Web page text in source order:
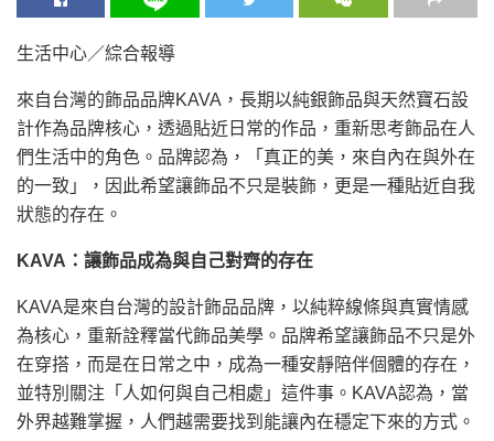
生活中心／綜合報導
來自台灣的飾品品牌KAVA，長期以純銀飾品與天然寶石設
計作為品牌核心，透過貼近日常的作品，重新思考飾品在人
們生活中的角色。品牌認為，「真正的美，來自內在與外在
的一致」，因此希望讓飾品不只是裝飾，更是一種貼近自我
狀態的存在。
KAVA：讓飾品成為與自己對齊的存在
KAVA是來自台灣的設計飾品品牌，以純粹線條與真實情感
為核心，重新詮釋當代飾品美學。品牌希望讓飾品不只是外
在穿搭，而是在日常之中，成為一種安靜陪伴個體的存在，
並特別關注「人如何與自己相處」這件事。KAVA認為，當
外界越難掌握，人們越需要找到能讓內在穩定下來的方式。